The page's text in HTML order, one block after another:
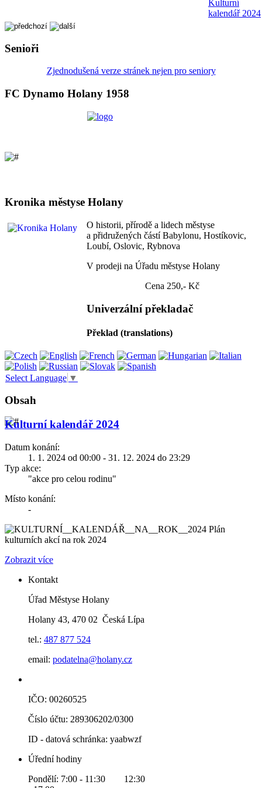
Kulturní
kalendář 2024
Senioři
Zjednodušená verze stránek nejen pro seniory
FC Dynamo Holany 1958
Kronika městyse Holany
O historii, přírodě a lidech městyse
a přidružených částí Babylonu, Hostíkovic,
Loubí, Oslovic, Rybnova
V prodeji na Úřadu městyse Holany
Cena 250,- Kč
Univerzální překladač
Překlad (translations)
Select Language ▼
Obsah
Kulturní kalendář 2024
Datum konání:
1. 1. 2024 od 00:00 - 31. 12. 2024 do 23:29
Typ akce:
"akce pro celou rodinu"
Místo konání:
-
Plán
kulturních akcí na rok 2024
Zobrazit více
Kontakt
Úřad Městyse Holany
Holany 43, 470 02 Česká Lípa
tel.: 487 877 524
email: podatelna@holany.cz
IČO: 00260525
Číslo účtu: 289306202/0300
ID - datová schránka: yaabwzf
Úřední hodiny
Pondělí: 7:00 - 11:30 12:30